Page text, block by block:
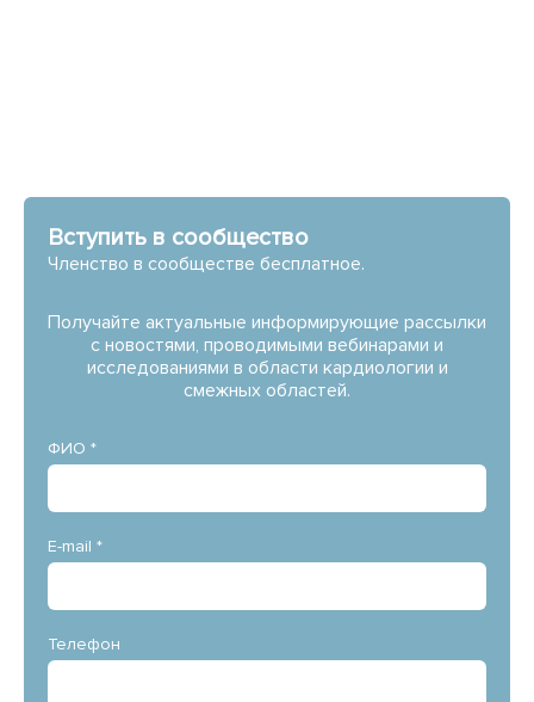
Вступить в сообщество
Членство в сообществе бесплатное.
Получайте актуальные информирующие рассылки
с новостями, проводимыми вебинарами и
исследованиями в области кардиологии и
смежных областей.
ФИО *
E-mail *
Телефон